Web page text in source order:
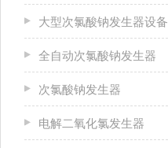
大型次氯酸钠发生器设备
全自动次氯酸钠发生器
次氯酸钠发生器
电解二氧化氯发生器